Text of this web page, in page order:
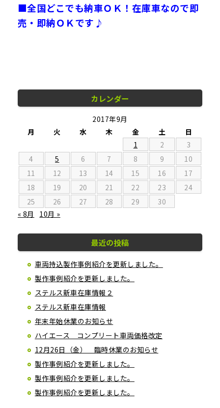
■全国どこでも納車ＯＫ！在庫車なので即
売・即納ＯＫです♪
カレンダー
2017年9月
月
火 水 木 金 土
日
1
2
3
4
5 6 7 8 9
10
11
12 13 14 15 16
17
18
19 20 21 22 23
24
25
26 27 28 29
30
« 8月
10月 »
最近の投稿
車両持込製作事例紹介を更新しました。
製作事例紹介を更新しました。
ステルス新車在庫情報２
ステルス新車在庫情報
年末年始休業のお知らせ
ハイエース コンプリート車両価格改定
12月26日（金） 臨時休業のお知らせ
製作事例紹介を更新しました。
製作事例紹介を更新しました。
製作事例紹介を更新しました。